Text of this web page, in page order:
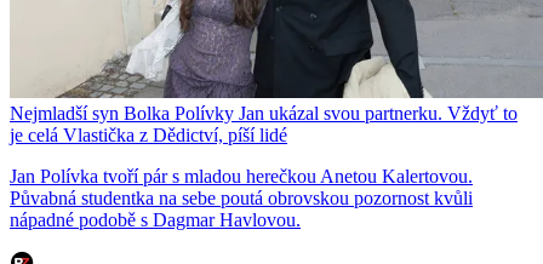
Nejmladší syn Bolka Polívky Jan ukázal svou partnerku. Vždyť to
je celá Vlastička z Dědictví, píší lidé
Jan Polívka tvoří pár s mladou herečkou Anetou Kalertovou.
Půvabná studentka na sebe poutá obrovskou pozornost kvůli
nápadné podobě s Dagmar Havlovou.